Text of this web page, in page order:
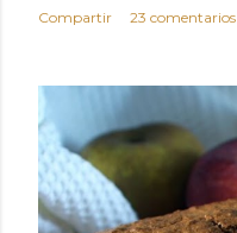
Compartir 23 comentarios